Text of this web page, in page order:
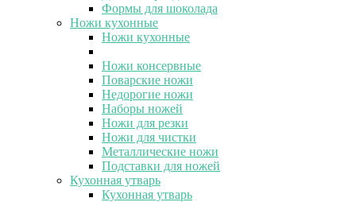
Формы для шоколада
Ножи кухонные
Ножи кухонные
Ножи консервные
Поварские ножи
Недорогие ножи
Наборы ножей
Ножи для резки
Ножи для чистки
Металлические ножи
Подставки для ножей
Кухонная утварь
Кухонная утварь